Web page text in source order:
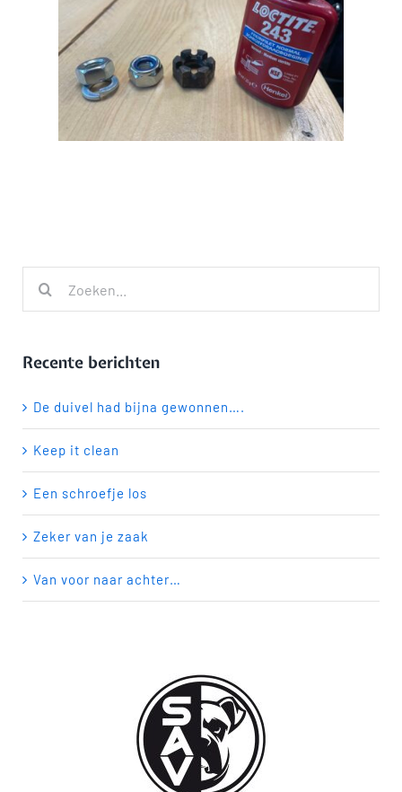
naar:
Recente berichten
De duivel had bijna gewonnen….
Keep it clean
Een schroefje los
Zeker van je zaak
Van voor naar achter…